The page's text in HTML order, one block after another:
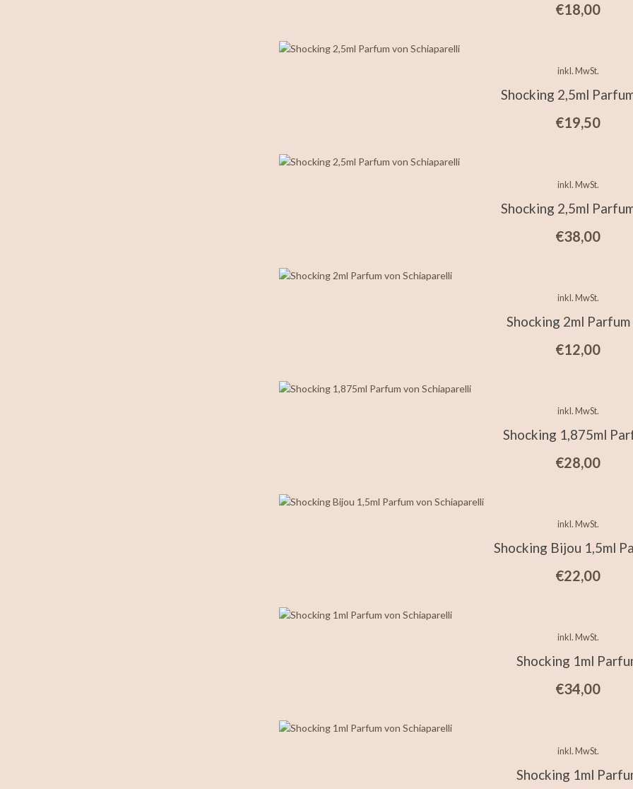
€18,00
inkl. MwSt.
Shocking 2,5ml
€19,50
inkl. MwSt.
Shocking 2,5ml
€38,00
inkl. MwSt.
Shocking 2ml Parfum
€12,00
inkl. MwSt.
Shocking 1,875ml
€28,00
inkl. MwSt.
Shocking Bijou 1,5ml
€22,00
inkl. MwSt.
Shocking 1ml
€34,00
inkl. MwSt.
Shocking 1ml